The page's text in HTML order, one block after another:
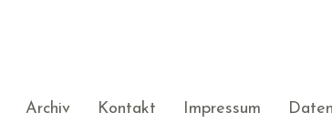
Archiv Kontakt Impressum